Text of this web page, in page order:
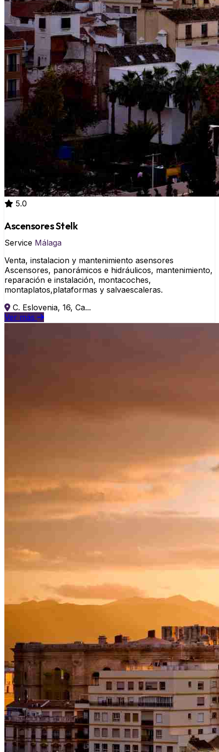
5.0
Ascensores Stelk
Service Málaga
Venta, instalacion y mantenimiento asensores
Ascensores, panorámicos e hidráulicos, mantenimiento,
reparación e instalación, montacoches,
montaplatos,plataformas y salvaescaleras.
C. Eslovenia, 16, Ca...
Ver más